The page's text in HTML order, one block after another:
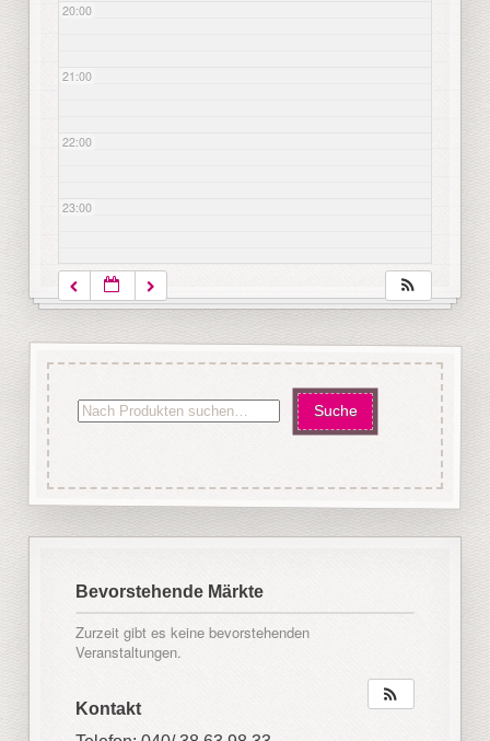
20:00
21:00
22:00
23:00
Bevorstehende Märkte
Zurzeit gibt es keine bevorstehenden
Veranstaltungen.
Kontakt